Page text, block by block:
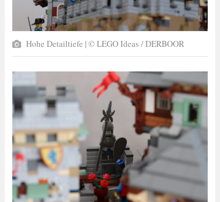
Hohe Detailtiefe | © LEGO Ideas / DERBOOR